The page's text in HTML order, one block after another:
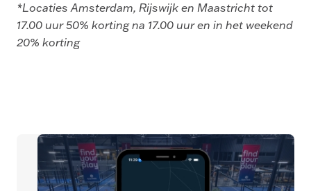
*Locaties Amsterdam, Rijswijk en Maastricht tot
17.00 uur 50% korting na 17.00 uur en in het weekend
20% korting